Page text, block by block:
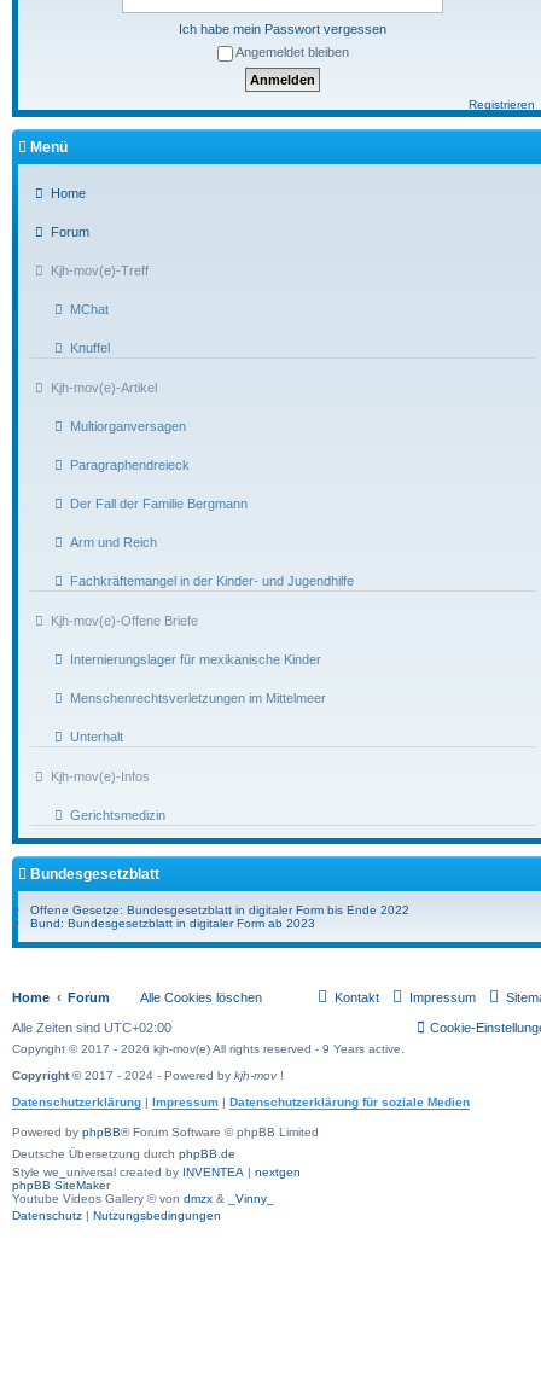
Ich habe mein Passwort vergessen
Angemeldet bleiben
Registrieren
Menü
Home
Forum
Kjh-mov(e)-Treff
MChat
Knuffel
Kjh-mov(e)-Artikel
Multiorganversagen
Paragraphendreieck
Der Fall der Familie Bergmann
Arm und Reich
Fachkräftemangel in der Kinder- und Jugendhilfe
Kjh-mov(e)-Offene Briefe
Internierungslager für mexikanische Kinder
Menschenrechtsverletzungen im Mittelmeer
Unterhalt
Kjh-mov(e)-Infos
Gerichtsmedizin
Bundesgesetzblatt
Offene Gesetze: Bundesgesetzblatt in digitaler Form bis Ende 2022
Bund: Bundesgesetzblatt in digitaler Form ab 2023
Home Forum Impressum
Kontakt
Alle Cookies löschen
Alle Zeiten sind UTC+02:00 Cookie-
Copyright © 2017 - 2026 kjh-mov(e) All rights reserved - 9 Years active.
Copyright ©2017 - 2024 - Powered by kjh-mov!
Datenschutzerklärung | Impressum | Datenschutzerklärung für soziale Medien
Powered by phpBB® Forum Software © phpBB Limited
Deutsche Übersetzung durch phpBB.de
Style we_universal created by INVENTEA | nextgen
phpBB SiteMaker
Youtube Videos Gallery ©von dmzx &
_Vinny_
Datenschutz | Nutzungsbedingungen